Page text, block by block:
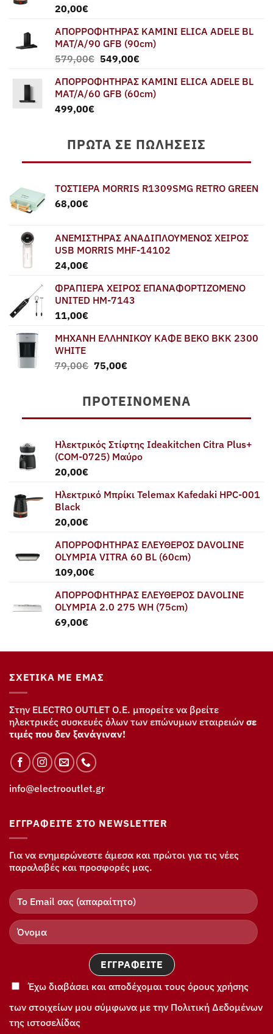
20,00€
ΑΠΟΡΡΟΦΗΤΗΡΑΣ ΚΑΜΙΝΙ ELICA ADELE BL
MAT/A/90 GFB (90cm)
579,00€ Original
was:
579,00€.
549,00€Η
τιμή
είναι:
ΑΠΟΡΡΟΦΗΤΗΡΑΣ ΚΑΜΙΝΙ ELICA ADELE BL
MAT/A/60 GFB (60cm)
499,00€
ΠΡΏΤΑ ΣΕ ΠΩΛΉΣΕΙΣ
ΤΟΣΤΙΕΡΑ MORRIS R1309SMG RETRO GREEN
68,00€
ΑΝΕΜΙΣΤΗΡΑΣ ΑΝΑΔΙΠΛΟΥΜΕΝΟΣ ΧΕΙΡΟΣ
USB MORRIS MHF-14102
24,00€
ΦΡΑΠΙΕΡΑ ΧΕΙΡΟΣ ΕΠΑΝΑΦΟΡΤΙΖΟΜΕΝΟ
UNITED HM-7143
11,00€
ΜΗΧΑΝΗ ΕΛΛΗΝΙΚΟΥ ΚΑΦΕ BEKO BKK 2300
WHITE
79,00€ Original
79,00€.
75,00€Η
είναι:
75,00€.
ΠΡΟΤΕΙΝΌΜΕΝΑ
Ηλεκτρικός Στίφτης Ideakitchen Citra Plus+
(COM-0725) Μαύρο
20,00€
Ηλεκτρικό Μπρίκι Telemax Kafedaki HPC-001
Black
20,00€
ΑΠΟΡΡΟΦΗΤΗΡΑΣ ΕΛΕΥΘΕΡΟΣ DAVOLINE
OLYMPIA VITRA 60 BL (60cm)
109,00€
ΑΠΟΡΡΟΦΗΤΗΡΑΣ ΕΛΕΥΘΕΡΟΣ DAVOLINE
OLYMPIA 2.0 275 WH (75cm)
69,00€
ΣΧΕΤΙΚΆ ΜΕ ΕΜΆΣ
Στην ELECTRO OUTLET Ο.Ε. μπορείτε να βρείτε
ηλεκτρικές συσκευές όλων των επώνυμων εταιρειών σε
τιμές που δεν ξανάγιναν!
info@electrooutlet.gr
ΕΓΓΡΑΦΕΊΤΕ ΣΤΟ NEWSLETTER
Για να ενημερώνεστε άμεσα και πρώτοι για τις νέες
παραλαβές και προσφορές μας.
Έχω διαβάσει και αποδέχομαι τους όρους χρήσης
των στοιχείων μου σύμφωνα με την Πολιτική Δεδομένων
της ιστοσελίδας